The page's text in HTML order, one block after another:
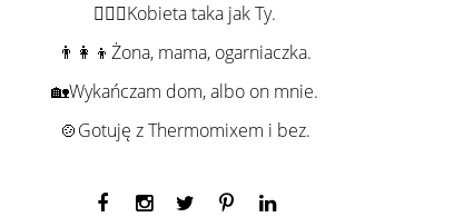
💁🏻‍♀️Kobieta taka jak Ty.
👨‍👩‍👦Żona, mama, ogarniaczka.
🏡Wykańczam dom, albo on mnie.
🍲Gotuję z Thermomixem i bez.